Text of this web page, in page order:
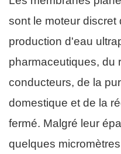
sont le moteur
production d'eau
pharmaceutiques, du
conducteurs, de la
domestique et de la
fermé. Malgré leur
quelques